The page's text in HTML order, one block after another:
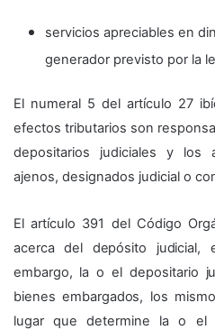
servicios apreciables en
generador previsto por la
El numeral 5 del artículo 27
efectos tributarios son
depositarios judiciales y los
ajenos, designados judicial o
El artículo 391 del Código
acerca del depósito judicial,
embargo, la o el depositario
bienes embargados, los
lugar que determine la o el